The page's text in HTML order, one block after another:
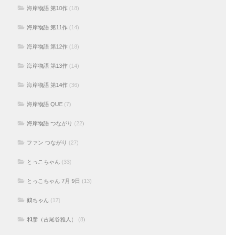
海岸物語 第10作 (18)
海岸物語 第11作 (14)
海岸物語 第12作 (18)
海岸物語 第13作 (14)
海岸物語 第14作 (36)
海岸物語 QUE (7)
海岸物語 つながり (22)
ファン つながり (27)
とっこちゃん (33)
とっこちゃん 7月 9日 (13)
鶴ちゃん (17)
和彦（古尾谷雅人） (8)